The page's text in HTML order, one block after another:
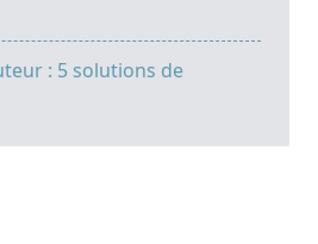
: 5 solutions de